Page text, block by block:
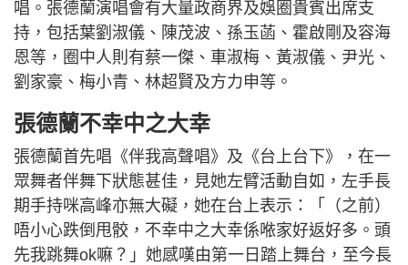
唱。張德蘭演唱會有大量政商界及娛圈貴賓出席支
持，包括葉劉淑儀、陳茂波、孫玉菡、霍啟剛及容海
恩等，圈中人則有蔡一傑、車淑梅、黃淑儀、尹光、
劉家豪、梅小青、林超賢及方力申等。
張德蘭不幸中之大幸
張德蘭首先唱《伴我高聲唱》及《台上台下》，在一
眾舞者伴舞下狀態甚佳，見她左臂活動自如，左手長
期手持咪高峰亦無大礙，她在台上表示：「（之前）
唔小心跌倒甩骹，不幸中之大幸係𠵱家好返好多。頭
先我跳舞ok嘛？」她感嘆由第一日踏上舞台，至今長